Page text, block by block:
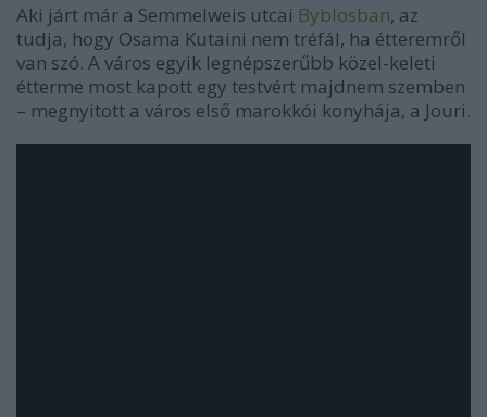
Aki járt már a Semmelweis utcai Byblosban, az
tudja, hogy Osama Kutaini nem tréfál, ha étteremről
van szó. A város egyik legnépszerűbb közel-keleti
étterme most kapott egy testvért majdnem szemben
– megnyitott a város első marokkói konyhája, a Jouri.